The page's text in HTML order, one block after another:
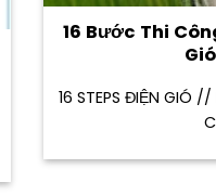
16 Bước Thi
16 STEPS ĐIỆN GIÓ